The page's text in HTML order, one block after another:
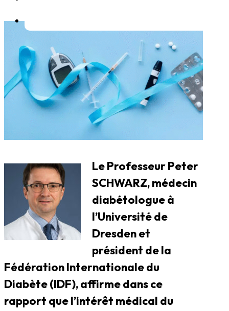
Le Professeur Peter
SCHWARZ, médecin
diabétologue à
l’Université de
Dresden et
président de la
Fédération Internationale du
Diabète (IDF), affirme dans ce
rapport que l’intérêt médical du